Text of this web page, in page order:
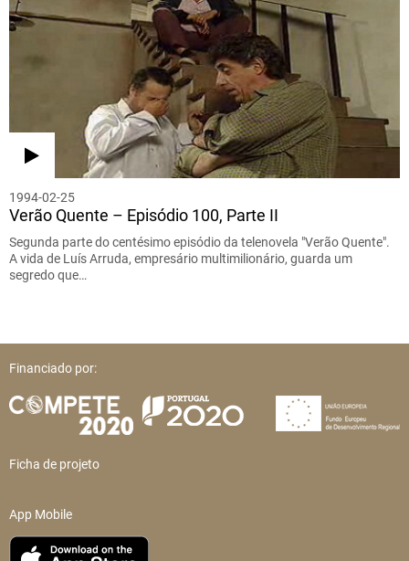
1994-02-25
Verão Quente – Episódio 100, Parte II
Segunda parte do centésimo episódio da telenovela "Verão Quente".
A vida de Luís Arruda, empresário multimilionário, guarda um
segredo que…
Financiado por:
Ficha de projeto
App Mobile